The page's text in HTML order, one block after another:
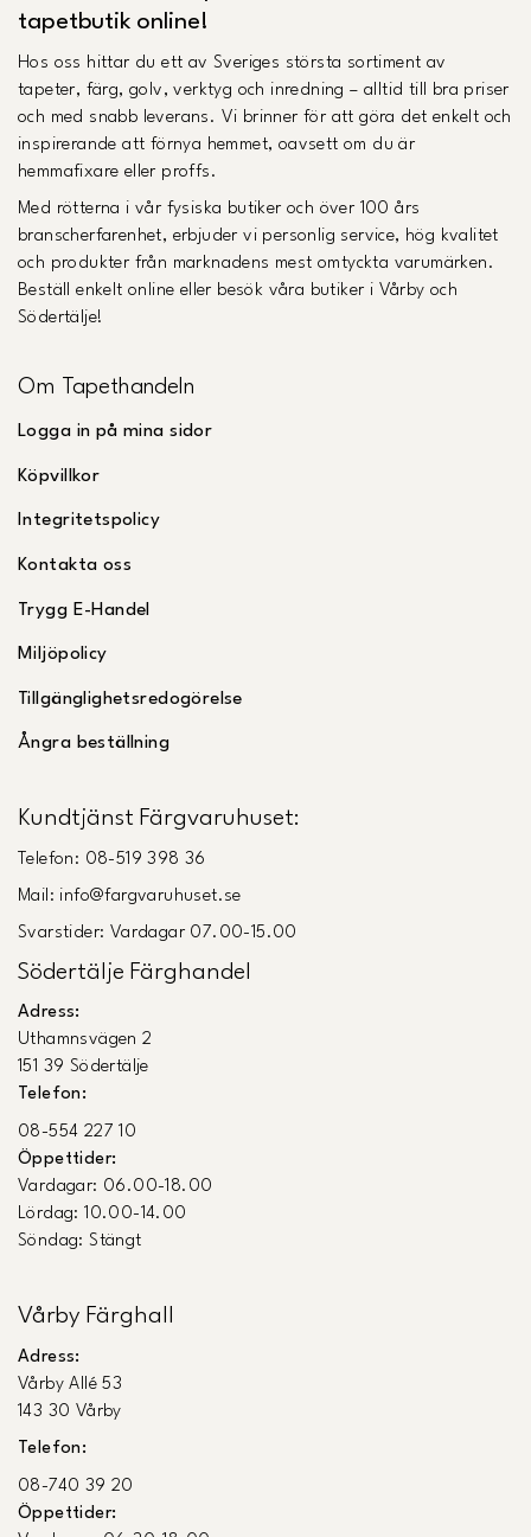
tapetbutik online!
Hos oss hittar du ett av Sveriges största sortiment av
tapeter, färg, golv, verktyg och inredning – alltid till bra priser
och med snabb leverans. Vi brinner för att göra det enkelt och
inspirerande att förnya hemmet, oavsett om du är
hemmafixare eller proffs.
Med rötterna i vår fysiska butiker och över 100 års
branscherfarenhet, erbjuder vi personlig service, hög kvalitet
och produkter från marknadens mest omtyckta varumärken.
Beställ enkelt online eller besök våra butiker i Vårby och
Södertälje!
Om Tapethandeln
Logga in på mina sidor
Köpvillkor
Integritetspolicy
Kontakta oss
Trygg E-Handel
Miljöpolicy
Tillgänglighetsredogörelse
Ångra beställning
Kundtjänst Färgvaruhuset:
Telefon: 08-519 398 36
Mail: info@fargvaruhuset.se
Svarstider: Vardagar 07.00-15.00
Södertälje Färghandel
Adress:
Uthamnsvägen 2
151 39 Södertälje
Telefon:
08-554 227 10
Öppettider:
Vardagar: 06.00-18.00
Lördag: 10.00-14.00
Söndag: Stängt
Vårby Färghall
Adress:
Vårby Allé 53
143 30 Vårby
Telefon:
08-740 39 20
Öppettider: